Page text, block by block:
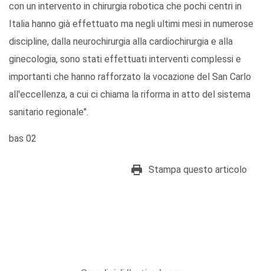
con un intervento in chirurgia robotica che pochi centri in
Italia hanno già effettuato ma negli ultimi mesi in numerose
discipline, dalla neurochirurgia alla cardiochirurgia e alla
ginecologia, sono stati effettuati interventi complessi e
importanti che hanno rafforzato la vocazione del San Carlo
all'eccellenza, a cui ci chiama la riforma in atto del sistema
sanitario regionale".
bas 02
Stampa questo articolo